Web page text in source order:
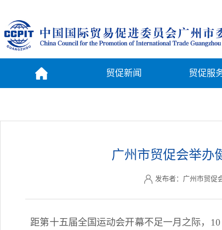
贸促新闻 贸促服
广州市贸促会举办
发布者：广州市贸促
距第十五届全国运动会开幕不足一月之际，